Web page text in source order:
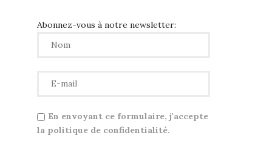
Abonnez-vous à notre newsletter:
En envoyant ce formulaire, j'accepte
la politique de confidentialité.